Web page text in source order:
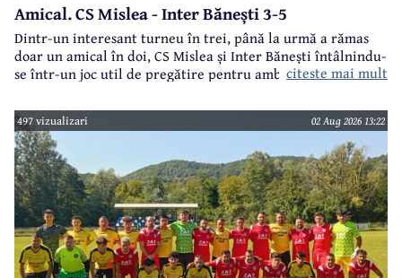
Amical. CS Mislea - Inter Bănești 3-5
Dintr-un interesant turneu în trei, până la urmă a rămas
doar un amical în doi, CS Mislea și Inter Bănești întâlnindu-
se într-un joc util de pregătire pentru ambele formații.
citeste mai mult
497 vizualizari 02 Aug 2026 13:22